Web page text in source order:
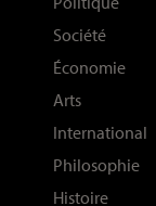
Société
Économie
Arts
International
Philosophie
Histoire